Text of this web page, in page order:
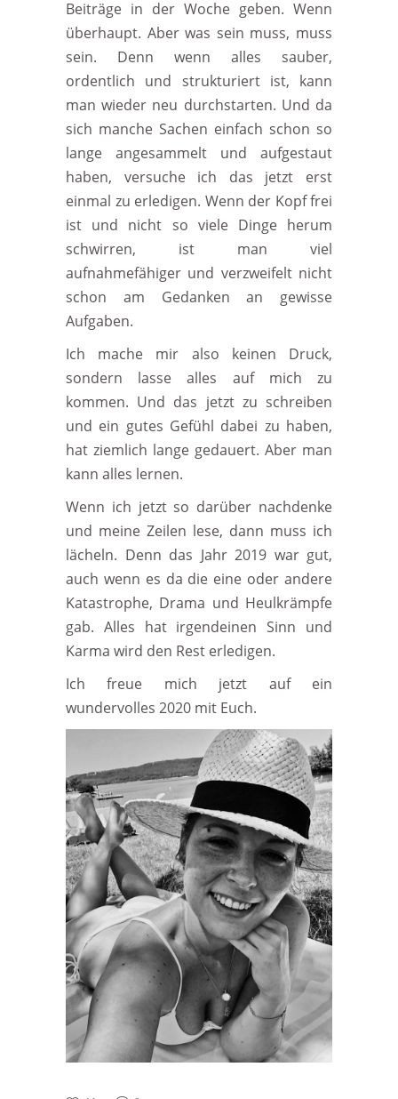
Beiträge in der Woche geben. Wenn
überhaupt. Aber was sein muss, muss
sein. Denn wenn alles sauber,
ordentlich und strukturiert ist, kann
man wieder neu durchstarten. Und da
sich manche Sachen einfach schon so
lange angesammelt und aufgestaut
haben, versuche ich das jetzt erst
einmal zu erledigen. Wenn der Kopf frei
ist und nicht so viele Dinge herum
schwirren, ist man viel
aufnahmefähiger und verzweifelt nicht
schon am Gedanken an gewisse
Aufgaben.
Ich mache mir also keinen Druck,
sondern lasse alles auf mich zu
kommen. Und das jetzt zu schreiben
und ein gutes Gefühl dabei zu haben,
hat ziemlich lange gedauert. Aber man
kann alles lernen.
Wenn ich jetzt so darüber nachdenke
und meine Zeilen lese, dann muss ich
lächeln. Denn das Jahr 2019 war gut,
auch wenn es da die eine oder andere
Katastrophe, Drama und Heulkrämpfe
gab. Alles hat irgendeinen Sinn und
Karma wird den Rest erledigen.
Ich freue mich jetzt auf ein
wundervolles 2020 mit Euch.